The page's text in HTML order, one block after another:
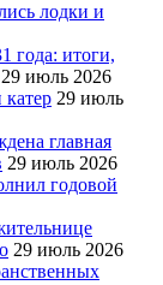
лодки и
года: итоги,
29 июль 2026
29 июль
главная
29 июль 2026
годовой
29 июль 2026